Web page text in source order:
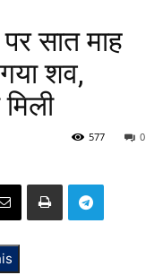
सात माह
शव,
0
577